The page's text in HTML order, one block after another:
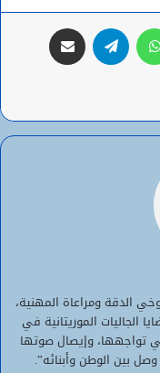
واتساب تيلقرام
الدقة ومراعاة المهنية،
الموريتانية في
تواجهها، وإيصال صوتها
بين الوطن وأبنائه”.